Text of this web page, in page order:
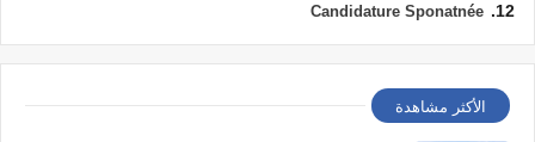
Candidature Sponatnée
الأكثر مشاهدة